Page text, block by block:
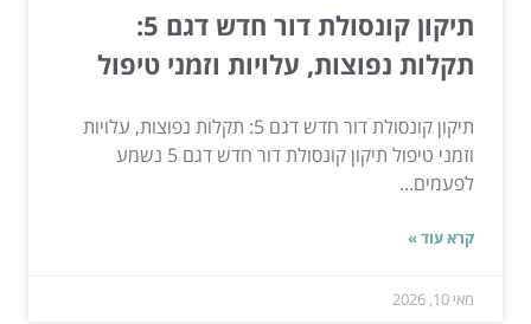
תיקון קונסולת דור חדש דגם 5:
תקלות נפוצות, עלויות וזמני טיפול
תיקון קונסולת דור חדש דגם 5: תקלות נפוצות, עלויות
וזמני טיפול תיקון קונסולת דור חדש דגם 5 נשמע
לפעמים...
קרא עוד »
מאי 10, 2026